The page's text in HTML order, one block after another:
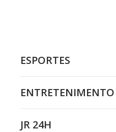
ESPORTES
ENTRETENIMENTO
JR 24H